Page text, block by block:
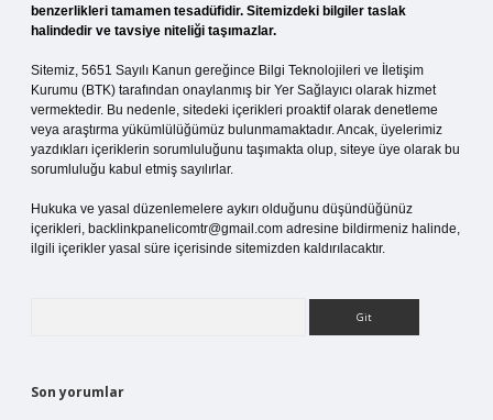
benzerlikleri tamamen tesadüfidir. Sitemizdeki bilgiler taslak
halindedir ve tavsiye niteliği taşımazlar.
Sitemiz, 5651 Sayılı Kanun gereğince Bilgi Teknolojileri ve İletişim
Kurumu (BTK) tarafından onaylanmış bir Yer Sağlayıcı olarak hizmet
vermektedir. Bu nedenle, sitedeki içerikleri proaktif olarak denetleme
veya araştırma yükümlülüğümüz bulunmamaktadır. Ancak, üyelerimiz
yazdıkları içeriklerin sorumluluğunu taşımakta olup, siteye üye olarak bu
sorumluluğu kabul etmiş sayılırlar.
Hukuka ve yasal düzenlemelere aykırı olduğunu düşündüğünüz
içerikleri, backlinkpanelicomtr@gmail.com adresine bildirmeniz halinde,
ilgili içerikler yasal süre içerisinde sitemizden kaldırılacaktır.
Son yorumlar